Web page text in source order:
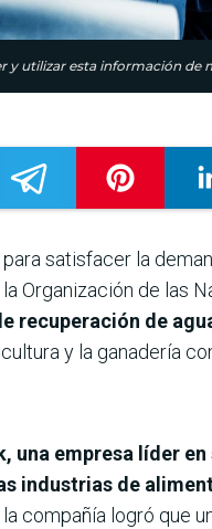
utilizar esta información de
satisfacer la
Organización de las
recuperación de
y la ganadería
una empresa líder
industrias de
compañía logró que